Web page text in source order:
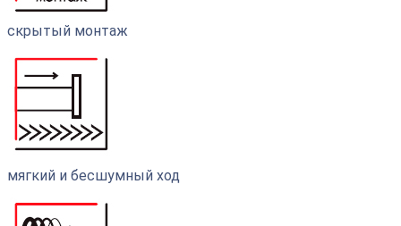
cкрытый монтаж
мягкий и бесшумный ход